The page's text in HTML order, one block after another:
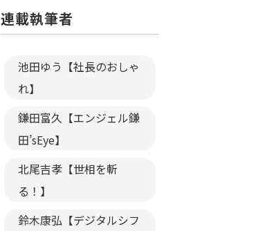
連載執筆者
池田ゆう【社長のおしゃ
れ】
鎌田富久【エンジェル鎌
田’sEye】
北尾吉孝【世相を斬
る！】
鈴木康弘【デジタルシフ